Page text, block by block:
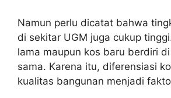
Namun perlu dicatat bahwa
di sekitar UGM juga cukup
lama maupun kos baru berdiri
sama. Karena itu, diferensiasi
kualitas bangunan menjadi